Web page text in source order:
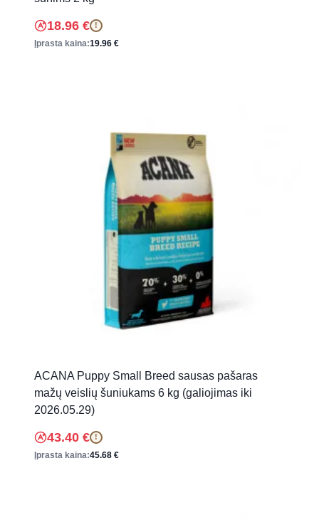
18.96 € !
Įprasta kaina:19.96 €
ACANA Puppy Small Breed sausas pašaras
mažų veislių šuniukams 6 kg (galiojimas iki
2026.05.29)
43.40 € !
Įprasta kaina:45.68 €